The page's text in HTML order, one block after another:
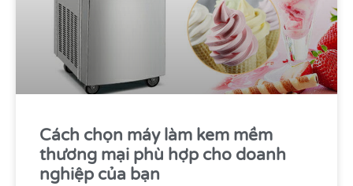
Cách chọn máy làm kem mềm
thương mại phù hợp cho doanh
nghiệp của bạn